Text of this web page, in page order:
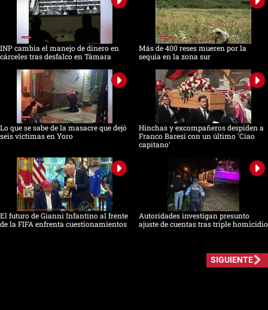
INP cambia el manejo de dinero en
cárceles tras desfalco en Támara
Más de 400 reses mueren por la
sequía en la zona sur
Lo que se sabe de la masacre que dejó
seis víctimas en Yoro
Hinchas y excompañeros despiden a
Franco Baresi con un último 'Ciao
capitano'
El futuro de Gianni Infantino al frente
de la FIFA enfrenta cuestionamientos
Autoridades investigan presunto
ajuste de cuentas tras triple homicidio
SIGUIENTE